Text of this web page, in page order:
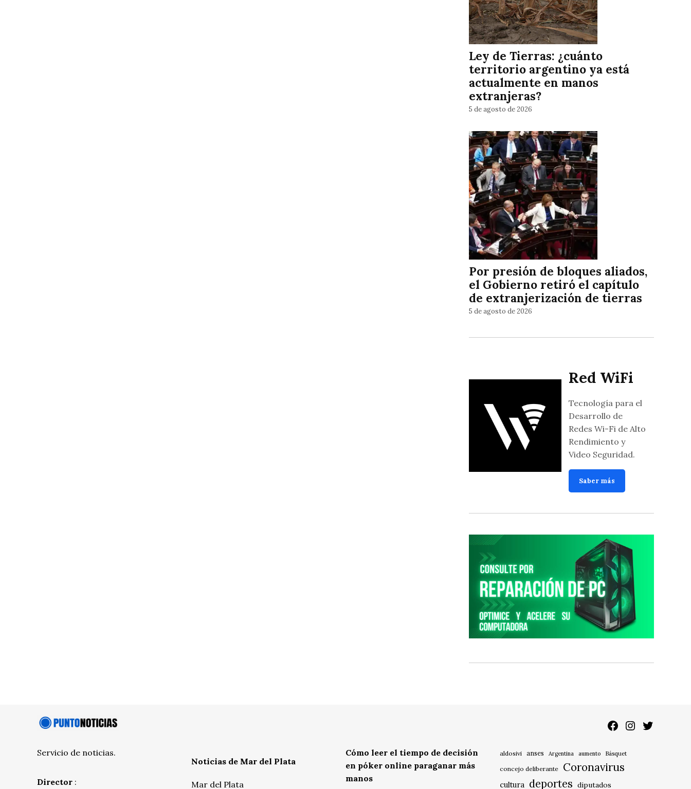
Ley de Tierras: ¿cuánto
territorio argentino ya está
actualmente en manos
extranjeras?
5 de agosto de 2026
Por presión de bloques aliados,
el Gobierno retiró el capítulo
de extranjerización de tierras
5 de agosto de 2026
Red WiFi
Tecnología para el
Desarrollo de
Redes Wi-Fi de Alto
Rendimiento y
Video Seguridad.
Saber más
Facebook
Instagram
Twitter
Servicio de noticias.
Director :
Noticias de Mar del Plata
Mar del Plata
Cómo leer el tiempo de decisión
en póker online paraganar más
manos
aldosivi anses Argentina aumento
Básquet
concejo deliberante
Coronavirus
cultura deportes diputados